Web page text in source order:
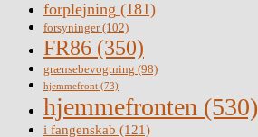
forplejning (181)
forsyninger(102)
FR86 (350)
grænsebevogtning (98)
hjemmefront (73)
hjemmefronten (530)
i fangenskab (121)